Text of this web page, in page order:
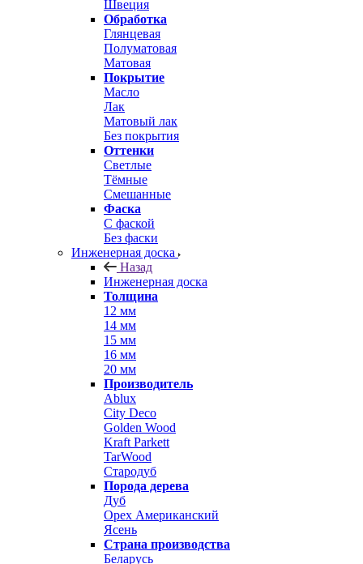
Швеция
Обработка
Глянцевая
Полуматовая
Матовая
Покрытие
Масло
Лак
Матовый лак
Без покрытия
Оттенки
Светлые
Тёмные
Смешанные
Фаска
С фаской
Без фаски
Инженерная доска
Назад
Инженерная доска
Толщина
12 мм
14 мм
15 мм
16 мм
20 мм
Производитель
Ablux
City Deco
Golden Wood
Kraft Parkett
TarWood
Стародуб
Порода дерева
Дуб
Орех Американский
Ясень
Страна производства
Беларусь